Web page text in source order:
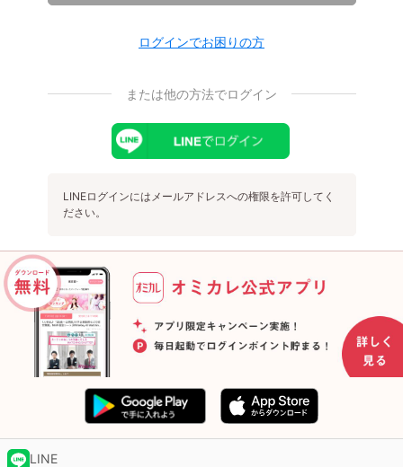
ログインでお困りの方
または他の方法でログイン
LINEログインにはメールアドレスへの権限を許可してく
ださい。
LINE